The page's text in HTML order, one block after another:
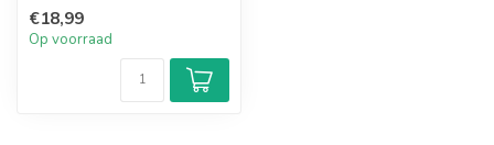
€18,99
Op voorraad